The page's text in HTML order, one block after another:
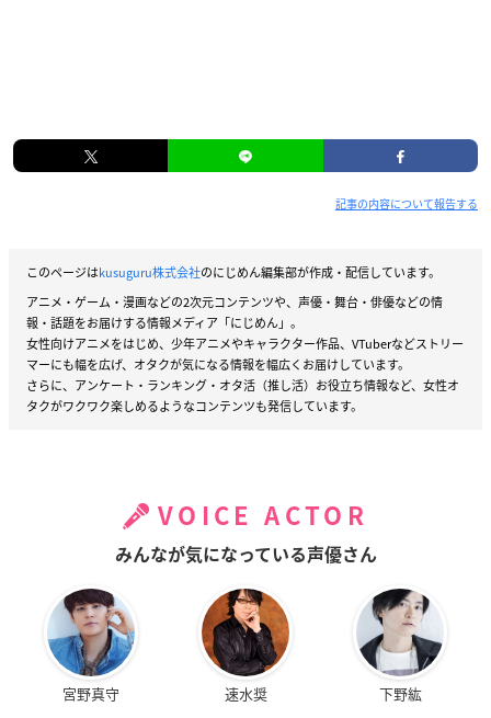
記事の内容について報告する
このページはkusuguru株式会社のにじめん編集部が作成・配信しています。
アニメ・ゲーム・漫画などの2次元コンテンツや、声優・舞台・俳優などの情
報・話題をお届けする情報メディア「にじめん」。
女性向けアニメをはじめ、少年アニメやキャラクター作品、VTuberなどストリー
マーにも幅を広げ、オタクが気になる情報を幅広くお届けしています。
さらに、アンケート・ランキング・オタ活（推し活）お役立ち情報など、女性オ
タクがワクワク楽しめるようなコンテンツも発信しています。
VOICE ACTOR
みんなが気になっている声優さん
宮野真守 速水奨 下野紘